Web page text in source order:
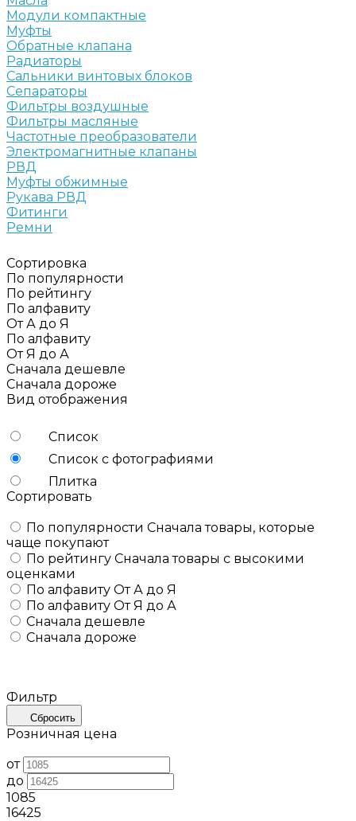
Модули компактные
Муфты
Обратные клапана
Радиаторы
Сальники винтовых блоков
Сепараторы
Фильтры воздушные
Фильтры масляные
Частотные преобразователи
Электромагнитные клапаны
РВД
Муфты обжимные
Рукава РВД
Фитинги
Ремни
Сортировка
По популярности
По рейтингу
По алфавиту
От А до Я
По алфавиту
От Я до А
Сначала дешевле
Сначала дороже
Вид отображения
Список
Список с фотографиями
Плитка
Сортировать
По популярности Сначала товары, которые
чаще покупают
По рейтингу Сначала товары с высокими
оценками
По алфавиту От А до Я
По алфавиту От Я до А
Сначала дешевле
Сначала дороже
Фильтр
Сбросить
Розничная цена
от
до
1085
16425